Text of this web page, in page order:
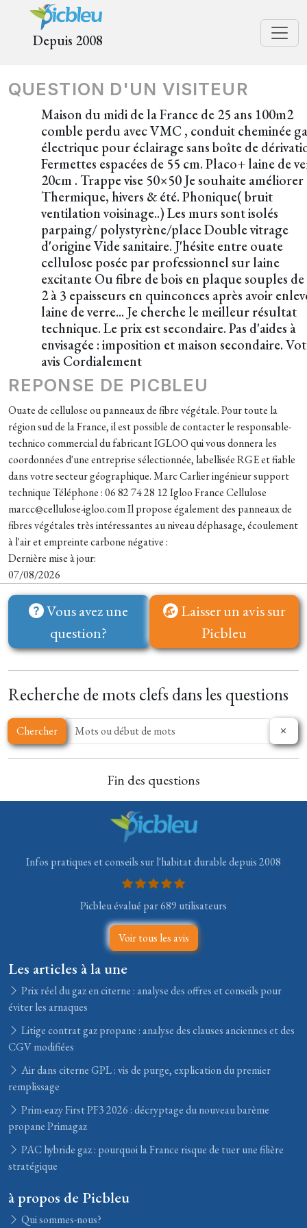
Depuis 2008
QUESTION D'UN VISITEUR
Maison du midi de la France de 25 ans 100m2
comble perdu avec VMC , conduit cheminée
électrique pour éclairage sans boîte de
Fermettes espacées de 55 cm. Placo+ laine de
20cm . Trappe vise 50×50 Je souhaite améliorer
Thermique, hivers & été. Phonique( bruit
ventilation voisinage..) Les murs sont isolés
parpaing/ polystyrène/place Double vitrage
d'origine Vide sanitaire. J'hésite entre ouate
cellulose posée par professionnel sur laine
excitante Ou fibre de bois en plaque souples de
2 à 3 epaisseurs en quinconces après avoir
laine de verre... Je cherche le meilleur résultat
technique. Le prix est secondaire. Pas d'aides à
envisagée : imposition et maison secondaire.
avis Cordialement
REPONSE DE PICBLEU
Ouate de cellulose ou panneaux de fibre végétale. Pour toute la
région sud de la France, il est possible de contacter le responsable-
technico commercial du fabricant IGLOO qui vous donnera les
coordonnées d'une entreprise sélectionnée, labellisée RGE et fiable
dans votre secteur géographique. Marc Carlier ingénieur support
technique Téléphone : 06 82 74 28 12 Igloo France Cellulose
marcc@cellulose-igloo.com Il propose également des panneaux de
fibres végétales très intéressantes au niveau déphasage, écoulement
à l'air et empreinte carbone négative :
Dernière mise à jour:
07/08/2026
Vous avez une
question?
Laisser un avis sur
Picbleu
Recherche de mots clefs dans les questions
Chercher
Fin des questions
Infos pratiques et conseils sur l'habitat durable depuis 2008
Picbleu évalué par 689 utilisateurs
Voir tous les avis
Les articles à la une
Prix réel du gaz en citerne : analyse des offres et conseils pour
éviter les arnaques
Litige contrat gaz propane : analyse des clauses anciennes et des
CGV modifiées
Air dans citerne GPL : vis de purge, explication du premier
remplissage
Prim-eazy First PF3 2026 : décryptage du nouveau barème
propane Primagaz
PAC hybride gaz : pourquoi la France risque de tuer une filière
stratégique
à propos de Picbleu
Qui sommes-nous?